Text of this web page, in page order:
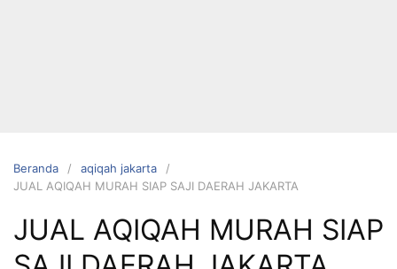
HUBUNGI
KAMI
Beranda
aqiqah jakarta
JUAL AQIQAH MURAH SIAP SAJI DAERAH JAKARTA
JUAL AQIQAH MURAH SIAP